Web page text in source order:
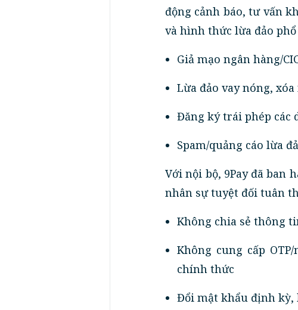
động cảnh báo, tư vấn
và hình thức lừa đảo
Giả mạo ngân hàng/
Lừa đảo vay nóng, xóa
Đăng ký trái phép các
Spam/quảng cáo lừa
Với nội bộ, 9Pay đã ban
nhân sự tuyệt đối tuân
Không chia sẻ thông
Không cung cấp
chính thức
Đổi mật khẩu định kỳ,